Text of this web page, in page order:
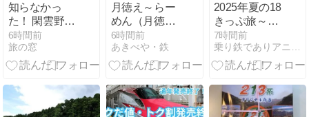
知らなかっ
た！ 閑雲野鶴
日記2026年(令
和8年)8月9日
(日)
6時間前
旅の窓
月徳え～らー
めん（月徳飯
店、糸魚川）
6時間前
あきべや・鉄
2025年夏の18
きっぷ旅～廃
止の電停「猿
猴橋町停留
場」に行って
7時間前
乗り鉄でありアニオタである。